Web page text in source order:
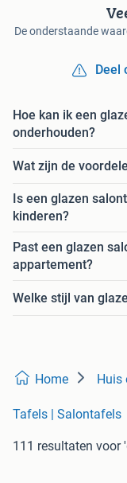
De onderstaande
Deel
Hoe kan ik een
onderhouden?
Wat zijn de
Is een glazen
kinderen?
Past een glazen
appartement?
Welke stijl van
Home Huis
Tafels | Salontafels
111 resultaten voor